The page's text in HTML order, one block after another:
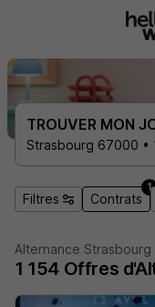
TROUVER MON
Strasbourg 67000 •
Filtres Contrats
1
Alternance Strasbourg
1 154 Offres